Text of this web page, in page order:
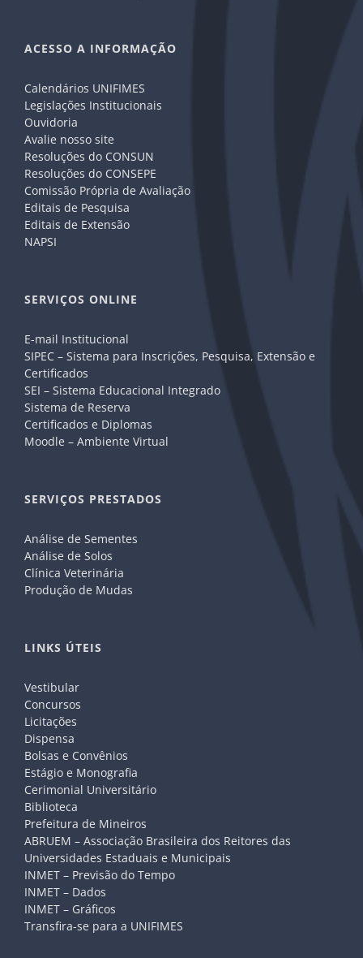
ACESSO A INFORMAÇÃO
Calendários UNIFIMES
Legislações Institucionais
Ouvidoria
Avalie nosso site
Resoluções do CONSUN
Resoluções do CONSEPE
Comissão Própria de Avaliação
Editais de Pesquisa
Editais de Extensão
NAPSI
SERVIÇOS ONLINE
E-mail Institucional
SIPEC – Sistema para Inscrições, Pesquisa, Extensão e
Certificados
SEI – Sistema Educacional Integrado
Sistema de Reserva
Certificados e Diplomas
Moodle – Ambiente Virtual
SERVIÇOS PRESTADOS
Análise de Sementes
Análise de Solos
Clínica Veterinária
Produção de Mudas
LINKS ÚTEIS
Vestibular
Concursos
Licitações
Dispensa
Bolsas e Convênios
Estágio e Monografia
Cerimonial Universitário
Biblioteca
Prefeitura de Mineiros
ABRUEM – Associação Brasileira dos Reitores das
Universidades Estaduais e Municipais
INMET – Previsão do Tempo
INMET – Dados
INMET – Gráficos
Transfira-se para a UNIFIMES